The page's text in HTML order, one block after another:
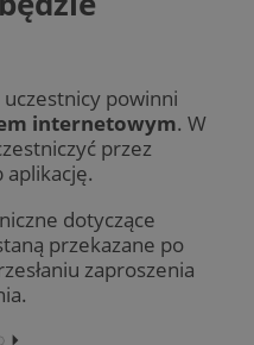
uczestnicy powinni
internetowym. W
przez
dotyczące
przekazane po
zaproszenia
⏵︎